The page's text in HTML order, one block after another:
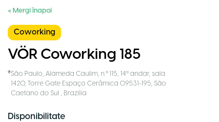
< Mergi înapoi
Coworking
VÖR Coworking 185
São Paulo,Alameda Caulim, n.º 115, 14º andar, sala
1420, Torre Gate Espaço Cerâmica 09531-195, São
Caetano do Sul , Brazilia
Disponibilitate